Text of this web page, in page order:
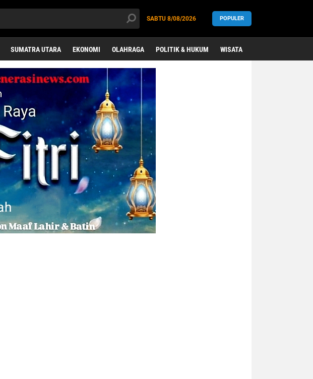
SABTU 8/08/2026 POPULER
SUMATRA UTARA EKONOMI OLAHRAGA POLITIK & HUKUM WISATA